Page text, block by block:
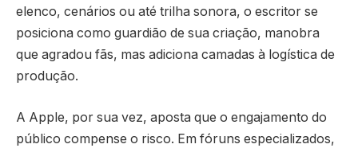
elenco, cenários ou até trilha sonora, o escritor se
posiciona como guardião de sua criação, manobra
que agradou fãs, mas adiciona camadas à logística de
produção.
A Apple, por sua vez, aposta que o engajamento do
público compense o risco. Em fóruns especializados,